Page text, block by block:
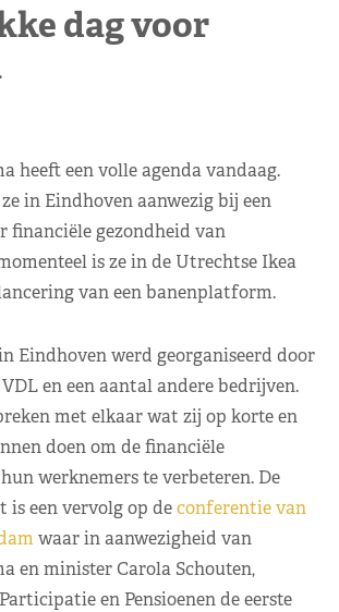
dag voor
heeft een volle agenda vandaag.
in Eindhoven aanwezig bij een
financiële gezondheid van
is ze in de Utrechtse Ikea
van een banenplatform.
Eindhoven werd georganiseerd door
en een aantal andere bedrijven.
met elkaar wat zij op korte en
doen om de financiële
werknemers te verbeteren. De
is een vervolg op deconferentie van
waar in aanwezigheid van
en minister Carola Schouten,
en Pensioenen de eerste